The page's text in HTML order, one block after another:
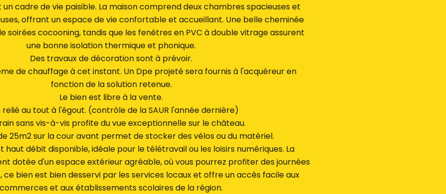
cadre de vie paisible. La maison comprend deux chambres spacieuses et
offrant un espace de vie confortable et accueillant. Une belle cheminée
soirées cocooning, tandis que les fenêtres en PVC à double vitrage assurent
une bonne isolation thermique et phonique.
Des travaux de décoration sont à prévoir.
de chauffage à cet instant. Un Dpe projeté sera fournis à l'acquéreur en
fonction de la solution retenue.
Le bien est libre à la vente.
relié au tout à l'égout. (contrôle de la SAUR l'année dernière)
sans vis-à-vis profite du vue exceptionnelle sur le château.
25m2 sur la cour avant permet de stocker des vélos ou du matériel.
haut débit disponible, idéale pour le télétravail ou les loisirs numériques. La
dotée d'un espace extérieur agréable, où vous pourrez profiter des journées
ce bien est bien desservi par les services locaux et offre un accès facile aux
commerces et aux établissements scolaires de la région.